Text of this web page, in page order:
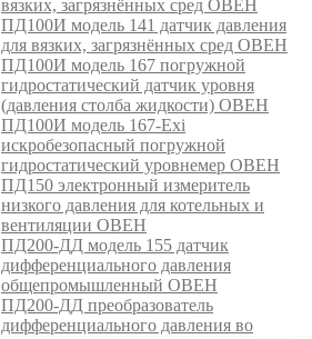
вязких, загрязнённых сред ОВЕН
ПД100И модель 141 датчик давления
для вязких, загрязнённых сред ОВЕН
ПД100И модель 167 погружной
гидростатический датчик уровня
(давления столба жидкости) ОВЕН
ПД100И модель 167-Exi
искробезопасный погружной
гидростатический уровнемер ОВЕН
ПД150 электронный измеритель
низкого давления для котельных и
вентиляции ОВЕН
ПД200-ДД модель 155 датчик
дифференциального давления
общепромышленный ОВЕН
ПД200-ДД преобразователь
дифференциального давления во